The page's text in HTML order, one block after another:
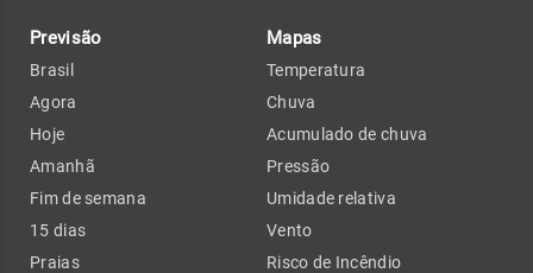
Previsão
Brasil
Agora
Hoje
Amanhã
Fim de semana
15 dias
Praias
Mapas
Temperatura
Chuva
Acumulado de chuva
Pressão
Umidade relativa
Vento
Risco de Incêndio